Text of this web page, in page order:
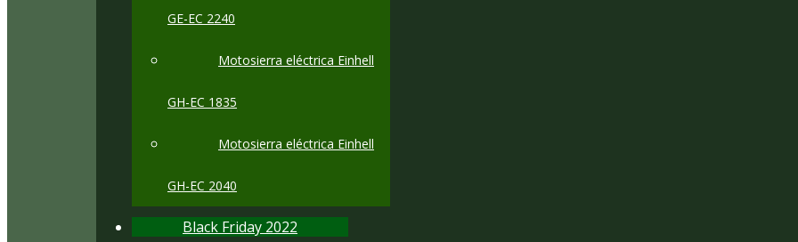
GE-EC 2240
Motosierra eléctrica Einhell
GH-EC 1835
Motosierra eléctrica Einhell
GH-EC 2040
Black Friday 2022